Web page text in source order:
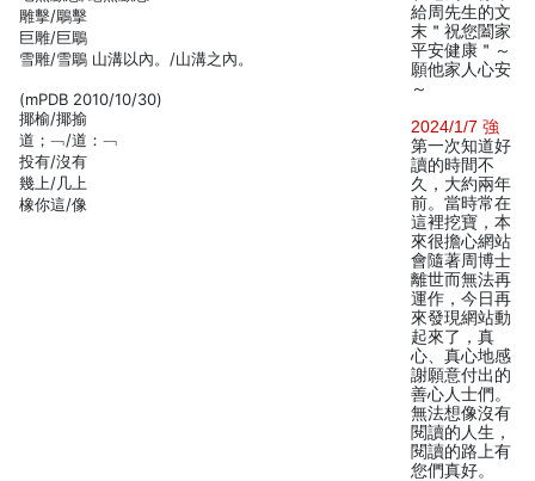
雕擊/鵰擊
巨雕/巨鵰
雪雕/雪鵰 山溝以內。/山溝之內。
(mPDB 2010/10/30)
揶榆/揶揄
道；﹁/道：﹁
投有/沒有
幾上/几上
橡你這/像
給周先生的文
末＂祝您闔家
平安健康＂～
願他家人心安
～
2024/1/7 強
第一次知道好
讀的時間不
久，大約兩年
前。當時常在
這裡挖寶，本
來很擔心網站
會隨著周博士
離世而無法再
運作，今日再
來發現網站動
起來了，真
心、真心地感
謝願意付出的
善心人士們。
無法想像沒有
閱讀的人生，
閱讀的路上有
您們真好。